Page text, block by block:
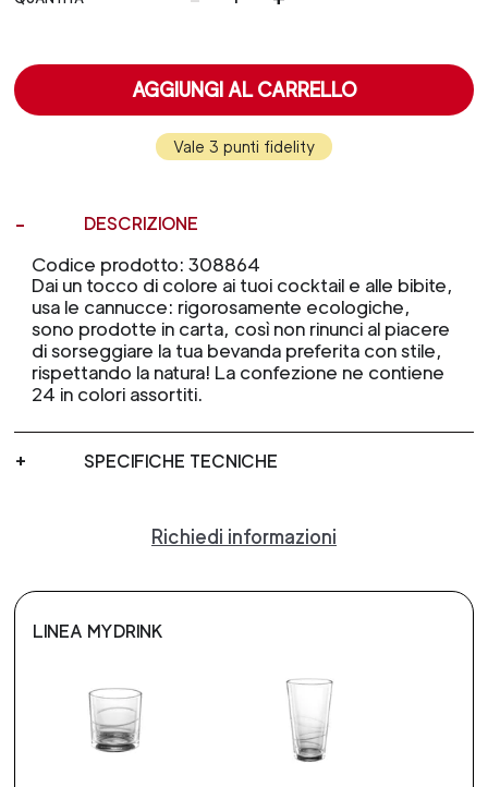
AGGIUNGI AL CARRELLO
Vale 3 punti fidelity
DESCRIZIONE
Codice prodotto: 308864
Dai un tocco di colore ai tuoi cocktail e alle bibite,
usa le cannucce: rigorosamente ecologiche,
sono prodotte in carta, così non rinunci al piacere
di sorseggiare la tua bevanda preferita con stile,
rispettando la natura! La confezione ne contiene
24 in colori assortiti.
SPECIFICHE TECNICHE
Richiedi informazioni
LINEA MYDRINK